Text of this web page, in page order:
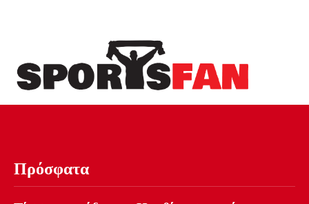
Πρόσφατα